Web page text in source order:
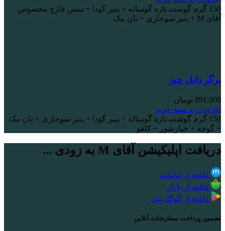
150 گرم گوشت تازه گوساله + پنیر گودا + سس قارچ مخصوص
آقای M + پنیر سوخاری + نان مک
برگر دابل چیز
891,000 تومان
افزودن به سبد خرید
150 گرم گوشت تازه گوساله + پنیر گودا + پنیر سوخاری + نان مک
+ گوجه + خیارشور + کاهو
دریافت اپلیکیشن آقای M به زودی ...
دانلود از مایکت
دانلود از بازار
دانلود از گوگل پلی
تضمین پرداخت سفارشات آنلاین